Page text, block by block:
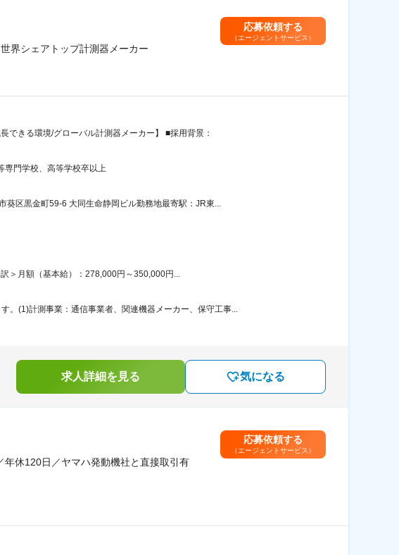
界シェアトップ計測器メーカー
応募依頼する
（エージェントサービス）
できる環境/グローバル計測器メーカー】 ■採用背景：
専門学校、高等学校卒以上
葵区黒金町59-6 大同生命静岡ビル勤務地最寄駅：JR東...
＞月額（基本給）：278,000円～350,000円...
。(1)計測事業：通信事業者、関連機器メーカー、保守工事...
求人詳細を見る 気になる
休120日／ヤマハ発動機社と直接取引有
応募依頼する
（エージェントサービス）